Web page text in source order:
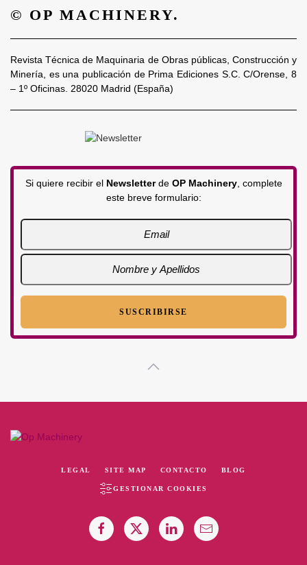
© OP MACHINERY.
Revista Técnica de Maquinaria de Obras públicas, Construcción y
Minería, es una publicación de Prima Ediciones S.C. C/Orense, 8
– 1º Oficinas. 28020 Madrid (España)
Si quiere recibir el Newsletterde OP Machinery, complete
este breve formulario:
LEGAL SITE MAP CONTACTO BLOG
GESTIONAR COOKIES